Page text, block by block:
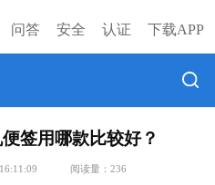
问答 安全 认证 下载APP
签用哪款比较好？
阅读量： 236